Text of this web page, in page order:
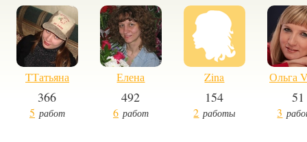
TТатьяна
366
5 работ
Елена
492
6 работ
Zina
154
2 работы
Ольга
51
3